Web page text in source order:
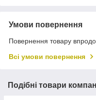
Умови повернення
Повернення товару
Всі умови повернення
Подібні товари